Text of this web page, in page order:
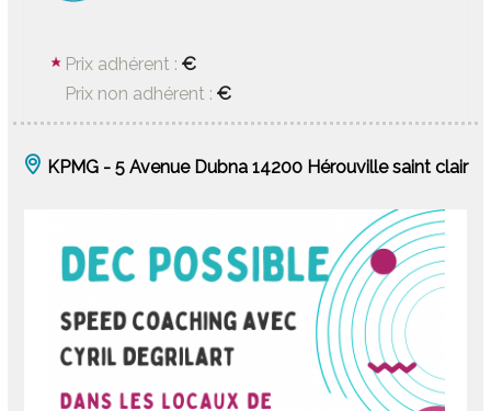
Prix adhérent :€
Prix non adhérent :€
KPMG - 5 Avenue Dubna 14200 Hérouville saint clair